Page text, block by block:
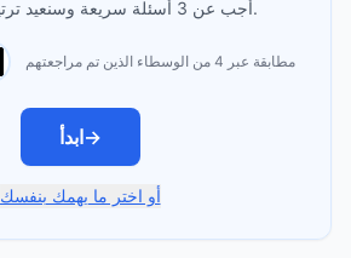
أجب عن 3 أسئلة سريعة وسنعيد ترتيب القائمة لك.
مطابقة عبر 4 من الوسطاء الذين تم مراجعتهم
ابدأ→
أو اختر ما يهمك بنفسك